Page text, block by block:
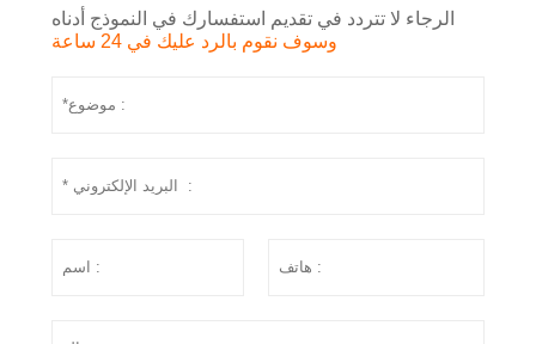
الرجاء لا تتردد في تقديم استفسارك في النموذج أدناه
وسوف نقوم بالرد عليك في 24 ساعة